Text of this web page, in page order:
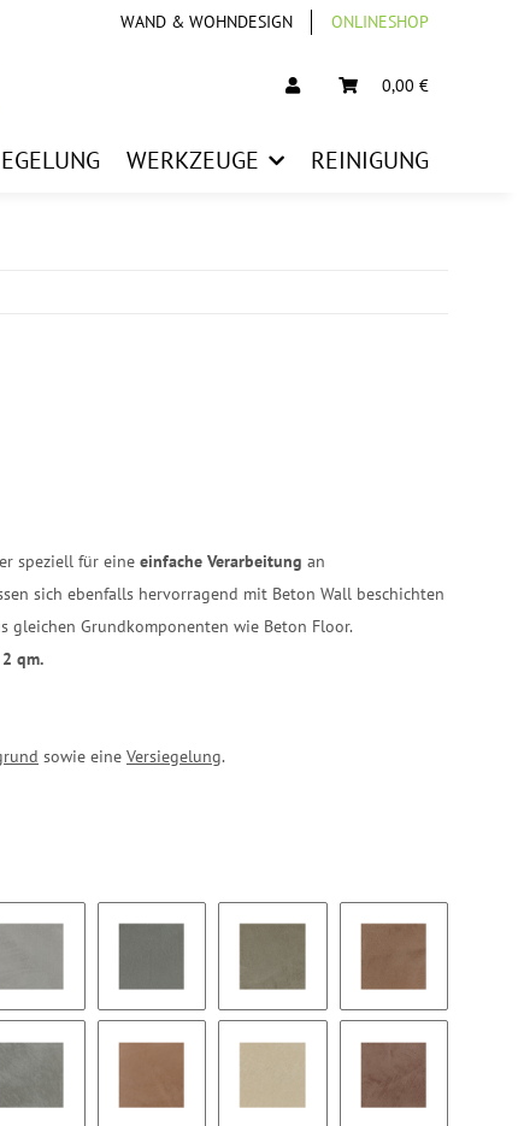
WAND & WOHNDESIGN ONLINESHOP
0,00 €
WERKZEUGE REINIGUNG
speziell für eine einfache Verarbeitung an
sich ebenfalls hervorragend mit Beton Wall beschichten
gleichen Grundkomponenten wie Beton Floor.
qm.
sowie eine Versiegelung.
BW03 BW04 BW05 BW06